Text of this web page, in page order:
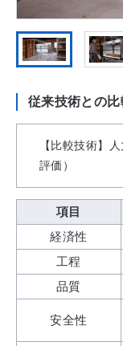
従来技術との比
【比較技術】
評価）
項目
経済性
工程
品質
安全性